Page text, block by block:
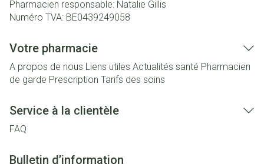
Pharmacien responsable: Natalie Gillis
Numéro TVA: BE0439249058
Votre pharmacie
A propos de nous Liens utiles Actualités santé Pharmacien
de garde Prescription Tarifs des soins
Service à la clientèle
FAQ
Bulletin d’information